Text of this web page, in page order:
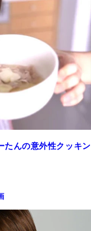
たんの意外性クッキン